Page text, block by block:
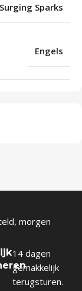
Surging Sparks
Engels
morgen
14 dagen
gemakkelijk
terugsturen.